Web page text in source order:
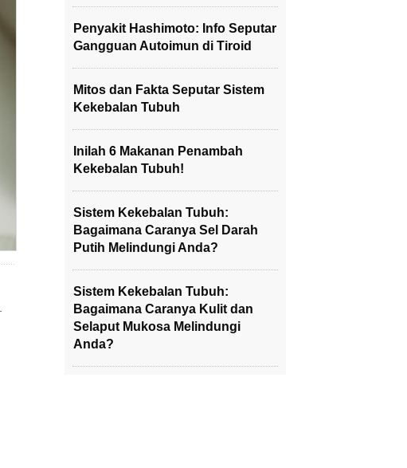
Penyakit Hashimoto: Info Seputar
Gangguan Autoimun di Tiroid
Mitos dan Fakta Seputar Sistem
Kekebalan Tubuh
Inilah 6 Makanan Penambah
Kekebalan Tubuh!
Sistem Kekebalan Tubuh:
Bagaimana Caranya Sel Darah
Putih Melindungi Anda?
Sistem Kekebalan Tubuh:
Bagaimana Caranya Kulit dan
Selaput Mukosa Melindungi
Anda?